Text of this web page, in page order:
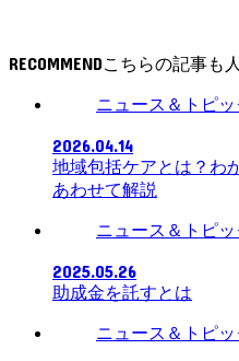
RECOMMEND
ニュース＆トピッ
2026.04.14
地域包括ケアとは？わ
あわせて解説
ニュース＆トピッ
2025.05.26
助成金を託すとは
ニュース＆トピッ